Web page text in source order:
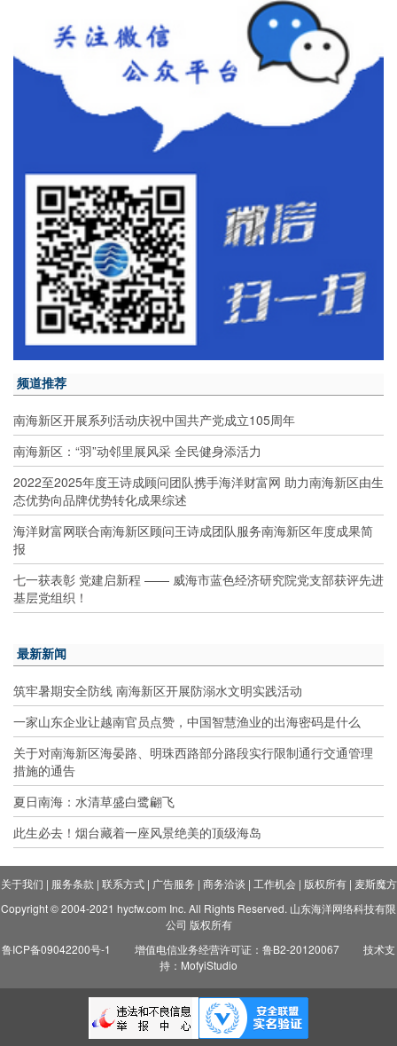
频道推荐
南海新区开展系列活动庆祝中国共产党成立105周年
南海新区：“羽”动邻里展风采 全民健身添活力
2022至2025年度王诗成顾问团队携手海洋财富网 助力南海新区由生
态优势向品牌优势转化成果综述
海洋财富网联合南海新区顾问王诗成团队服务南海新区年度成果简
报
七一获表彰 党建启新程 —— 威海市蓝色经济研究院党支部获评先进
基层党组织！
最新新闻
筑牢暑期安全防线 南海新区开展防溺水文明实践活动
一家山东企业让越南官员点赞，中国智慧渔业的出海密码是什么
关于对南海新区海晏路、明珠西路部分路段实行限制通行交通管理
措施的通告
夏日南海：水清草盛白鹭翩飞
此生必去！烟台藏着一座风景绝美的顶级海岛
关于我们 | 服务条款 | 联系方式| 广告服务 | 商务洽谈 | 工作机会| 版权所有| 麦斯魔方
Copyright © 2004-2021 hycfw.com Inc. All Rights Reserved. 山东海洋网络科技有限
公司 版权所有
鲁ICP备09042200号-1
增值电信业务经营许可证：鲁B2-20120067
技术支
持：MofyiStudio